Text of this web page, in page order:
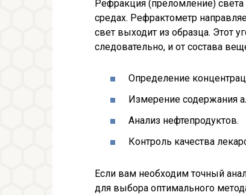
Рефракция (преломление) света
средах. Рефрактометр
свет выходит из образца. Этот
следовательно, и от состава
Определение
Измерение содержания
Анализ нефтепродуктов.
Контроль качества
Если вам необходим точный
для выбора оптимального